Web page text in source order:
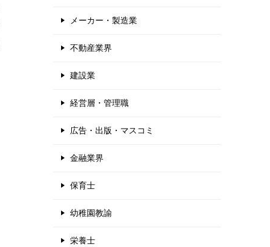
メーカー・製造業
不動産業界
建設業
経営層・管理職
広告・出版・マスコミ
金融業界
保育士
幼稚園教諭
栄養士